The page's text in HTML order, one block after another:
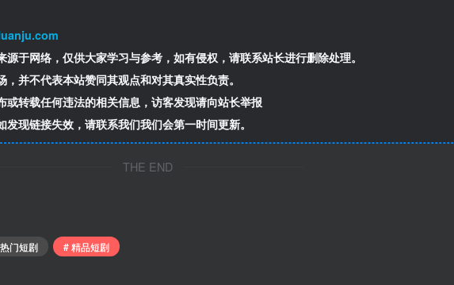
于网络，仅供大家学习与参考，如有侵权，请联系站长进行删除处理。
并不代表本站赞同其观点和对其真实性负责。
转载任何违法的相关信息，访客发现请向站长举报
现链接失效，请联系我们我们会第一时间更新。
THE END
门短剧 # 精品短剧